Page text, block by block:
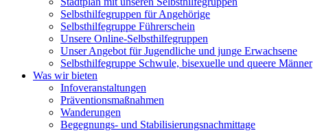
Selbsthilfegruppen für Angehörige
Selbsthilfegruppe Führerschein
Unsere Online-Selbsthilfegruppen
Unser Angebot für Jugendliche und junge Erwachsene
Selbsthilfegruppe Schwule, bisexuelle und queere Männer
Was wir bieten
Infoveranstaltungen
Präventionsmaßnahmen
Wanderungen
Begegnungs- und Stabilisierungsnachmittage